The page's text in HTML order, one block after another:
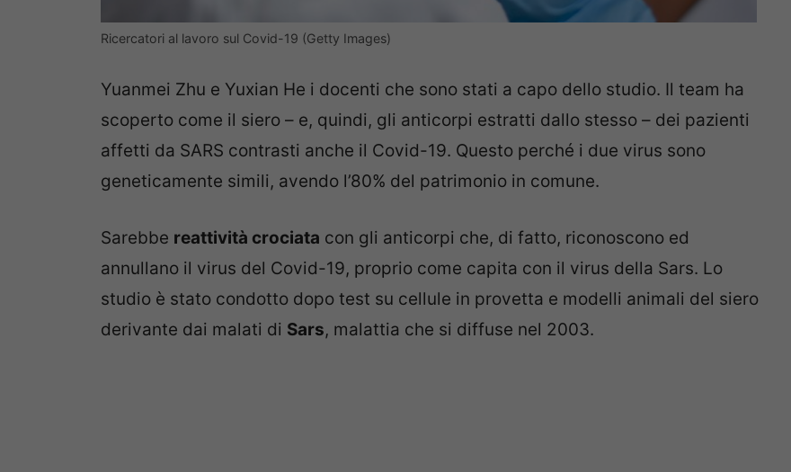
Ricercatori al lavoro sul Covid-19 (Getty Images)
Yuanmei Zhu e Yuxian He i docenti che sono stati a capo dello studio. Il team ha
scoperto come il siero – e, quindi, gli anticorpi estratti dallo stesso – dei pazienti
affetti da SARS contrasti anche il Covid-19. Questo perché i due virus sono
geneticamente simili, avendo l’80% del patrimonio in comune.
Sarebbe reattività crociata con gli anticorpi che, di fatto, riconoscono ed
annullano il virus del Covid-19, proprio come capita con il virus della Sars. Lo
studio è stato condotto dopo test su cellule in provetta e modelli animali del siero
derivante dai malati di Sars, malattia che si diffuse nel 2003.